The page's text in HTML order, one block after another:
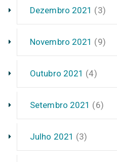
Dezembro 2021 (3)
Novembro 2021 (9)
Outubro 2021 (4)
Setembro 2021 (6)
Julho 2021 (3)